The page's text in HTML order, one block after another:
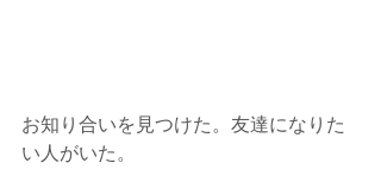
お知り合いを見つけた。友達になりた
い人がいた。